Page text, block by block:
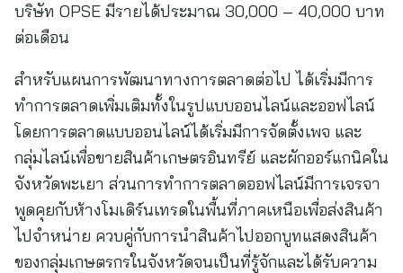
บริษัท OPSE มีรายได้ประมาณ 30,000 – 40,000 บาท
ต่อเดือน
สำหรับแผนการพัฒนาทางการตลาดต่อไป ได้เริ่มมีการ
ทำการตลาดเพิ่มเติมทั้งในรูปแบบออนไลน์และออฟไลน์
โดยการตลาดแบบออนไลน์ได้เริ่มมีการจัดตั้งเพจ และ
กลุ่มไลน์เพื่อขายสินค้าเกษตรอินทรีย์ และผักออร์แกนิคใน
จังหวัดพะเยา ส่วนการทำการตลาดออฟไลน์มีการเจรจา
พูดคุยกับห้างโมเดิร์นเทรดในพื้นที่ภาคเหนือเพื่อส่งสินค้า
ไปจำหน่าย ควบคู่กับการนำสินค้าไปออกบูทแสดงสินค้า
ของกลุ่มเกษตรกรในจังหวัดจนเป็นที่รู้จักและได้รับความ